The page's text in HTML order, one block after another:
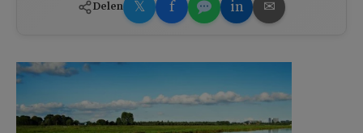
Delen 𝕏 f in ✉